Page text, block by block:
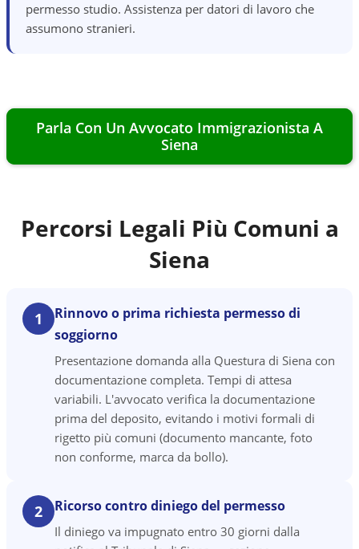
permesso studio. Assistenza per datori di lavoro che
assumono stranieri.
Parla Con Un Avvocato Immigrazionista A
Siena
Percorsi Legali Più Comuni a
Siena
1
Rinnovo o prima richiesta permesso di
soggiorno
Presentazione domanda alla Questura di Siena con
documentazione completa. Tempi di attesa
variabili. L'avvocato verifica la documentazione
prima del deposito, evitando i motivi formali di
rigetto più comuni (documento mancante, foto
non conforme, marca da bollo).
2 Ricorso contro diniego del permesso
Il diniego va impugnato entro 30 giorni dalla